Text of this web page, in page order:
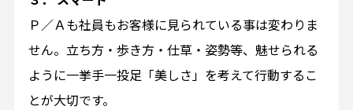
Ｐ／Ａも社員もお客様に見られている事は変わりま
せん。立ち方・歩き方・仕草・姿勢等、魅せられる
ように一挙手一投足「美しさ」を考えて行動するこ
とが大切です。